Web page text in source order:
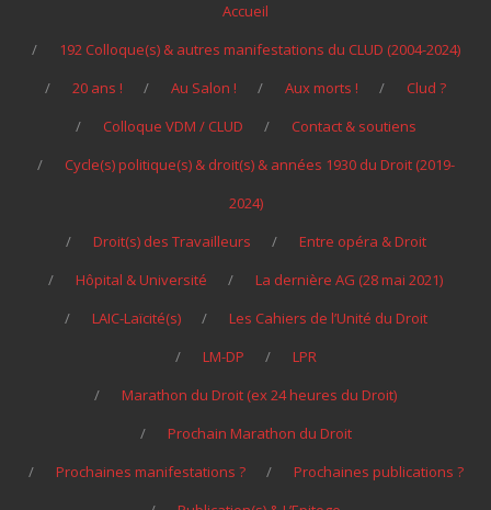
Accueil
192 Colloque(s) & autres manifestations du CLUD (2004-2024)
20 ans !
Au Salon ! Aux morts !
Clud ?
Colloque VDM / CLUD
Contact & soutiens
Cycle(s) politique(s) & droit(s) & années 1930 du Droit (2019-
2024)
Droit(s) des Travailleurs
Entre opéra & Droit
Hôpital & Université
La dernière AG (28 mai 2021)
LAIC-Laïcité(s)
Les Cahiers de l’Unité du Droit
LM-DP
LPR
Marathon du Droit (ex 24 heures du Droit)
Prochain Marathon du Droit
Prochaines manifestations ?
Prochaines publications ?